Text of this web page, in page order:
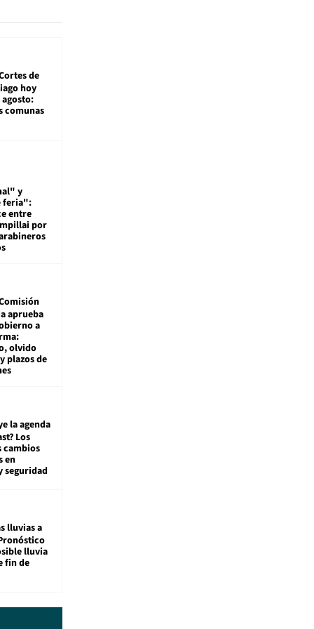
de
hoy
agosto:
comunas
y
feria":
entre
por
aprueba
a
olvido
plazos de
la agenda
Los
cambios
en
seguridad
lluvias a
lluvia
fin de